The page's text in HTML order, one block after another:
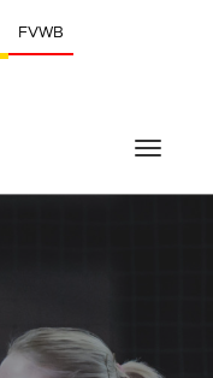
FVWB
Toggle